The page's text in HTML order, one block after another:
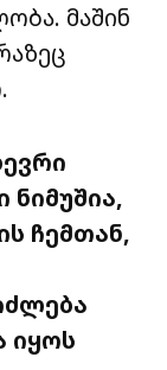
. მაშინ
.
ნიმუშია,
ჩემთან,
იყოს